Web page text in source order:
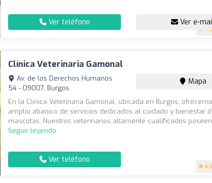
4.6
Ver teléfono Ver e-
Clínica Veterinaria Gamonal
4.5
Av. de los Derechos Humanos
54 - 09007, Burgos
Mapa
En la Clínica Veterinaria Gamonal, ubicada en Burgos,
amplio abanico de servicios dedicados al cuidado y bienestar
mascotas. Nuestros veterinarios altamente cualificados poseen
Seguir leyendo
Ver teléfono